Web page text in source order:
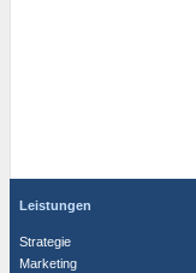
Leistungen
Strategie
Marketing